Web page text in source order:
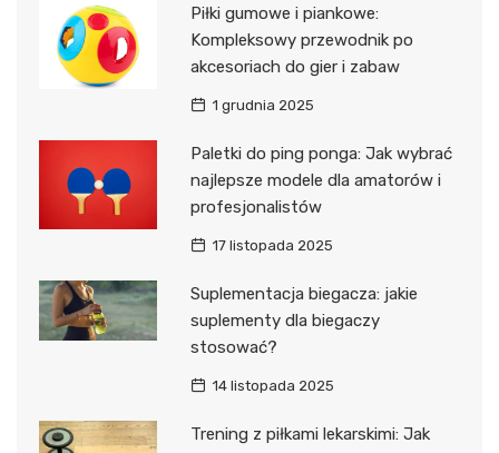
Piłki gumowe i piankowe:
Kompleksowy przewodnik po
akcesoriach do gier i zabaw
1 grudnia 2025
Paletki do ping ponga: Jak wybrać
najlepsze modele dla amatorów i
profesjonalistów
17 listopada 2025
Suplementacja biegacza: jakie
suplementy dla biegaczy
stosować?
14 listopada 2025
Trening z piłkami lekarskimi: Jak